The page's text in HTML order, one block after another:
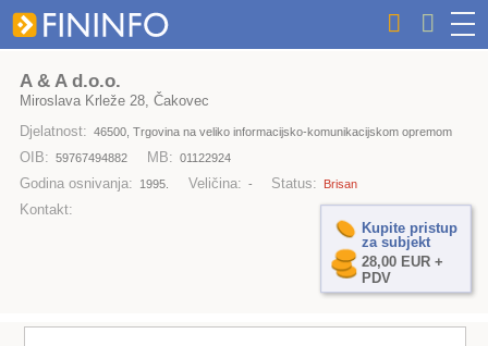
A & A d.o.o.
Miroslava Krleže 28, Čakovec
Djelatnost: 46500, Trgovina na veliko informacijsko-komunikacijskom opremom
OIB: 59767494882 MB: 01122924
Godina osnivanja: 1995. Veličina: - Status: Brisan
Kontakt:
Kupite pristup
za subjekt
28,00 EUR +
PDV